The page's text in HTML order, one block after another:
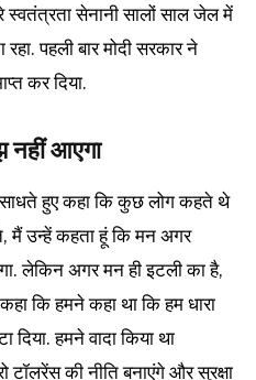
स्वतंत्रता सेनानी सालों साल जेल में
पहली बार मोदी सरकार ने
कर दिया.
नहीं आएगा
साधते हुए कहा कि कुछ लोग कहते थे
मैं उन्हें कहता हूं कि मन अगर
लेकिन अगर मन ही इटली का है,
कि हमने कहा था कि हम धारा
हमने वादा किया था
की नीति बनाएंगे और सुरक्षा